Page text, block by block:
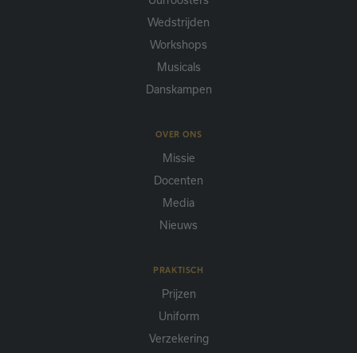
Wedstrijden
Workshops
Musicals
Danskampen
OVER ONS
Missie
Docenten
Media
Nieuws
PRAKTISCH
Prijzen
Uniform
Verzekering